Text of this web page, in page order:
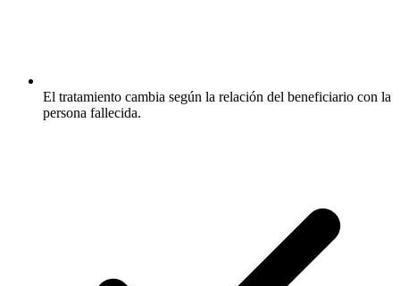
El tratamiento cambia según la relación del beneficiario con la
persona fallecida.